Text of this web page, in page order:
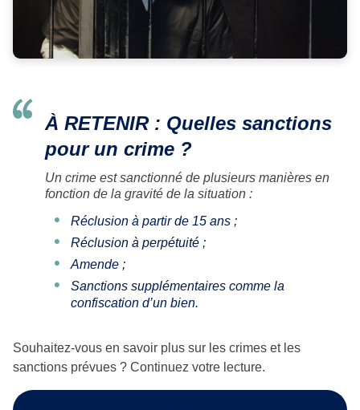
À RETENIR : Quelles sanctions
pour un crime ?
Un crime est sanctionné de plusieurs manières en
fonction de la gravité de la situation :
Réclusion à partir de 15 ans ;
Réclusion à perpétuité ;
Amende ;
Sanctions supplémentaires comme la
confiscation d’un bien.
Souhaitez-vous en savoir plus sur les crimes et les
sanctions prévues ? Continuez votre lecture.